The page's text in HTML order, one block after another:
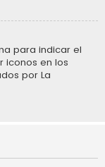
para indicar el
iconos en los
por La